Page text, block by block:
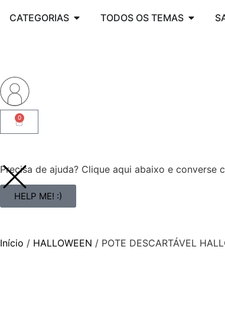
CATEGORIAS TODOS OS TEMAS
0
Precisa de ajuda? Clique aqui abaixo e converse
HELP ME! :)
Início / HALLOWEEN / POTE DESCARTÁVEL